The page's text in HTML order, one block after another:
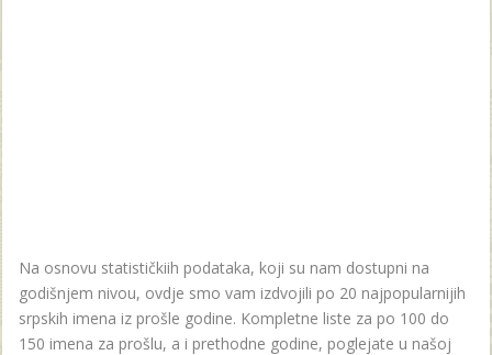
Na osnovu statističkiih podataka, koji su nam dostupni na
godišnjem nivou, ovdje smo vam izdvojili po 20 najpopularnijih
srpskih imena iz prošle godine. Kompletne liste za po 100 do
150 imena za prošlu, a i prethodne godine, poglejate u našoj